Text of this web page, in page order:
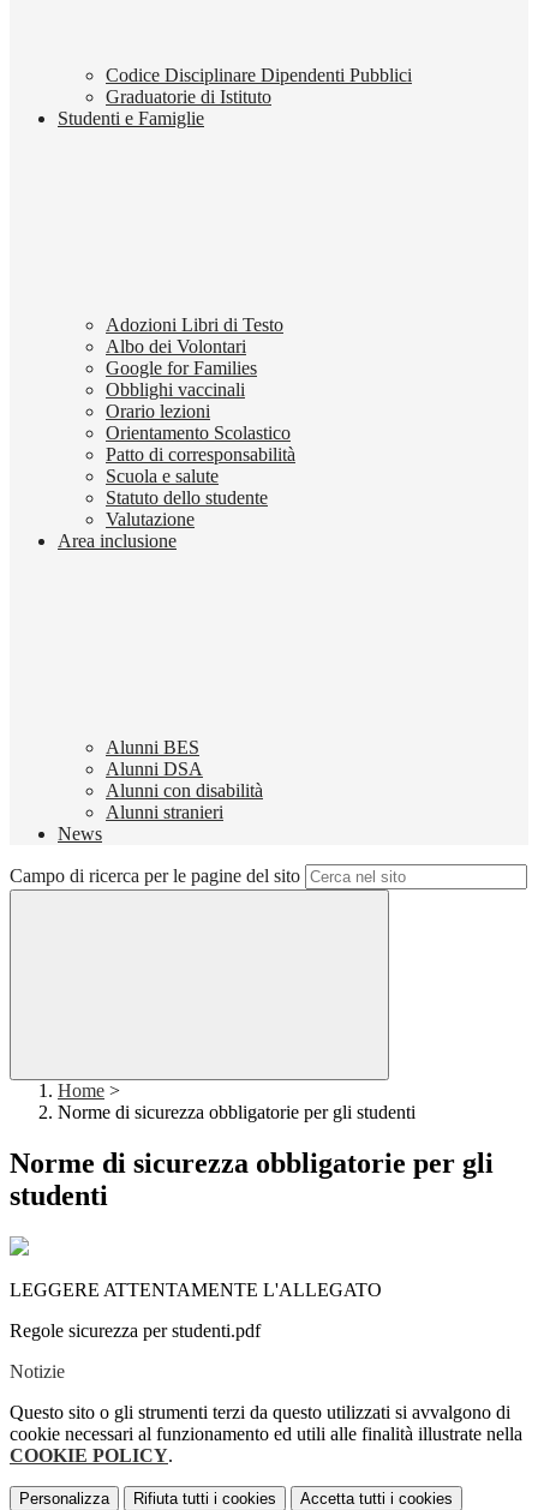
Codice Disciplinare Dipendenti Pubblici
Graduatorie di Istituto
Studenti e Famiglie
Adozioni Libri di Testo
Albo dei Volontari
Google for Families
Obblighi vaccinali
Orario lezioni
Orientamento Scolastico
Patto di corresponsabilità
Scuola e salute
Statuto dello studente
Valutazione
Area inclusione
Alunni BES
Alunni DSA
Alunni con disabilità
Alunni stranieri
News
Campo di ricerca per le pagine del sito
Home >
Norme di sicurezza obbligatorie per gli studenti
Norme di sicurezza obbligatorie per gli
studenti
LEGGERE ATTENTAMENTE L'ALLEGATO
Regole sicurezza per studenti.pdf
Notizie
Questo sito o gli strumenti terzi da questo utilizzati si avvalgono di
cookie necessari al funzionamento ed utili alle finalità illustrate nella
COOKIE POLICY.
Personalizza Rifiuta tutti i cookies Accetta tutti i cookies